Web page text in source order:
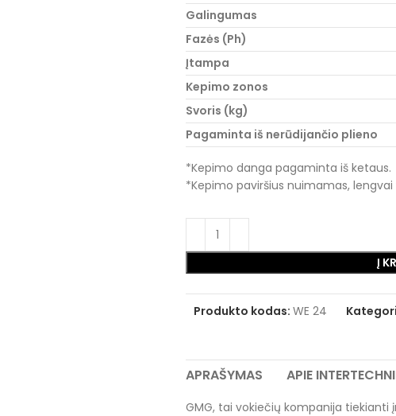
Galingumas
Fazės (Ph)
Įtampa
Kepimo zonos
Svoris (kg)
Pagaminta iš nerūdijančio plieno
*Kepimo danga pagaminta iš ketaus.
*Kepimo paviršius nuimamas, lengvai
Į
Produkto kodas: WE 24
APRAŠYMAS APIE
GMG, tai vokiečių kompanija tiekianti